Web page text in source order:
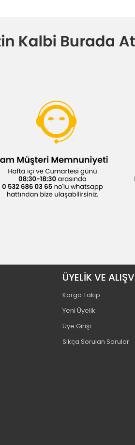
ÜYELİK VE
Kargo Takip
Yeni Üyelik
Üye Girişi
Sıkça Sorulan Sorular